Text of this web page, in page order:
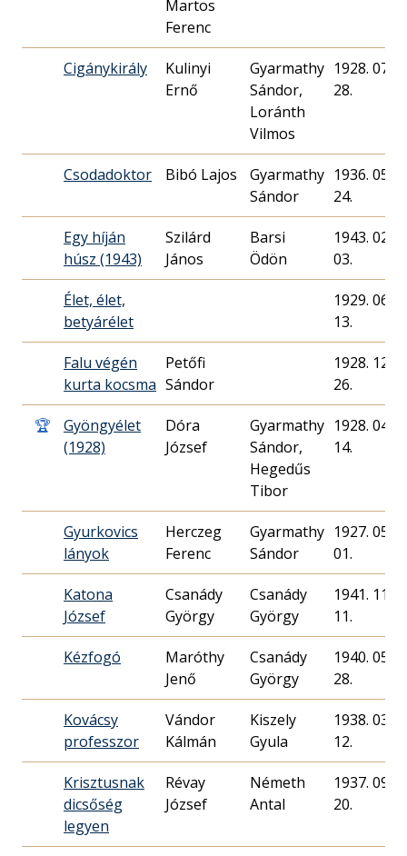
Martos
Ferenc
Cigánykirály
Kulinyi
Ernő
Gyarmathy
Sándor,
Loránth
Vilmos
1928. 07.
28.
Csodadoktor Bibó Lajos
Gyarmathy
Sándor
1936. 05.
24.
Egy híján
húsz (1943)
Szilárd
János
Barsi
Ödön
1943. 02.
03.
Élet, élet,
betyárélet
1929. 06.
13.
Falu végén
kurta kocsma
Petőfi
Sándor
1928. 12.
26.
🏆
Gyöngyélet
(1928)
Dóra
József
Gyarmathy
Sándor,
Hegedűs
Tibor
1928. 04.
14.
Gyurkovics
lányok
Herczeg
Ferenc
Gyarmathy
Sándor
1927. 05.
01.
Katona
József
Csanády
György
Csanády
György
1941. 11.
11.
Kézfogó
Maróthy
Jenő
Csanády
György
1940. 05.
28.
Kovácsy
professzor
Vándor
Kálmán
Kiszely
Gyula
1938. 03.
12.
Krisztusnak
dicsőség
legyen
Révay
József
Németh
Antal
1937. 09.
20.